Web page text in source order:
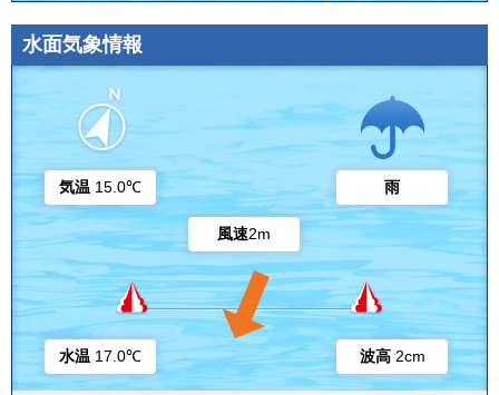
水面気象情報
気温 15.0℃ 雨
風速2m
水温 17.0℃ 波高 2cm